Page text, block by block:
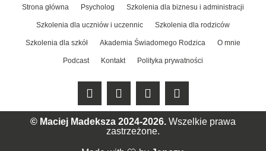
Strona główna Psycholog Szkolenia dla biznesu i administracji
Szkolenia dla uczniów i uczennic Szkolenia dla rodziców
Szkolenia dla szkół Akademia Świadomego Rodzica O mnie
Podcast Kontakt Polityka prywatności
© Maciej Madeksza 2024-2026. Wszelkie prawa
zastrzeżone.